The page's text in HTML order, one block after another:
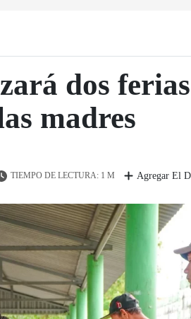
dos ferias
madres
TIEMPO DE LECTURA: 1 M Agregar El